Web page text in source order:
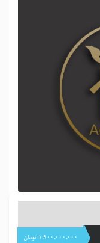
١,٩٠٠,٠٠٠,٠٠٠ تومان